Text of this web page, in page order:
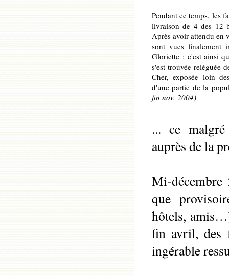
Pendant ce temps, les
livraison de 4 des 12
Après avoir attendu en
sont vues finalement
Gloriette ; c'est ainsi
s'est trouvée reléguée
Cher, exposée loin
d'une partie de la
fin nov. 2004)
... ce malgré
auprès de la
Mi-
que
hôtels,
fin avril, des
ingérable